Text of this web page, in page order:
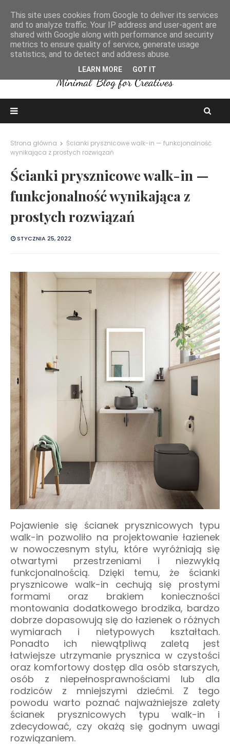
Strona główna
Ścianki prysznicowe walk-in — funkcjonalność
wynikająca z prostych rozwiązań
Ścianki prysznicowe walk-in —
funkcjonalność wynikająca z
prostych rozwiązań
STYCZNIA 25, 2022
Pojawienie się ścianek prysznicowych typu
walk-in pozwoliło na projektowanie łazienek
w nowoczesnym stylu, które wyróżniają się
otwartymi przestrzeniami i niezwykłą
funkcjonalnością. Dzięki temu, że ścianki
prysznicowe walk-in cechują się prostymi
formami oraz brakiem konieczności
montowania dodatkowego brodzika, bardzo
dobrze dopasowują się do łazienek o różnych
wymiarach i nietypowych kształtach.
Ponadto ich niewątpliwą zaletą jest
łatwiejsze utrzymanie prysznica w czystości
oraz komfortowy dostęp dla osób starszych,
osób z niepełnosprawnościami lub dla
rodziców z mniejszymi dziećmi. Z tego
powodu warto poznać najważniejsze zalety
ścianek prysznicowych typu walk-in i
zdecydować, czy okażą się godnym uwagi
rozwiązaniem.
This site uses cookies from Google to deliver its services
and to analyze traffic. Your IP address and user-agent are
shared with Google along with performance and security
metrics to ensure quality of service, generate usage
statistics, and to detect and address abuse.
LEARN MORE GOT IT